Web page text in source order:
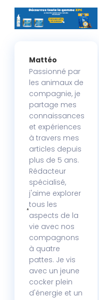
Mattéo
Passionné par
les animaux de
compagnie, je
partage mes
connaissances
et expériences
à travers mes
articles depuis
plus de 5 ans.
Rédacteur
spécialisé,
j'aime explorer
tous les
aspects de la
vie avec nos
compagnons
à quatre
pattes. Je vis
avec un jeune
cocker plein
d'énergie et un